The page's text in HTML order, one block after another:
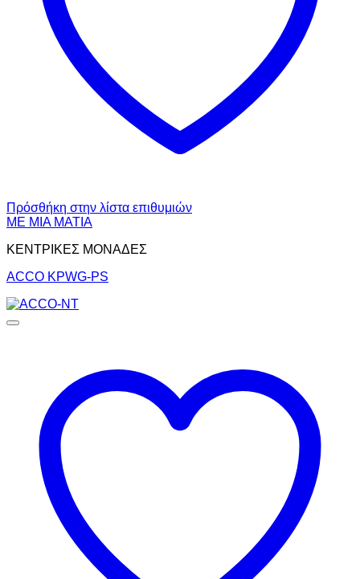
Πρόσθήκη στην λίστα επιθυμιών
ΜΕ ΜΙΑ ΜΑΤΙΑ
ΚΕΝΤΡΙΚΕΣ ΜΟΝΑΔΕΣ
ACCO KPWG-PS